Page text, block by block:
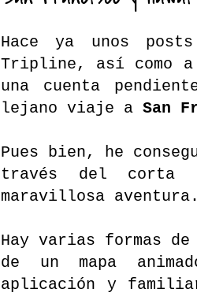
Hace ya unos
Tripline, así como a
una cuenta
lejano viaje a San
Pues bien, he
través del corta
maravillosa aventura.
Hay varias formas
de un mapa
aplicación y